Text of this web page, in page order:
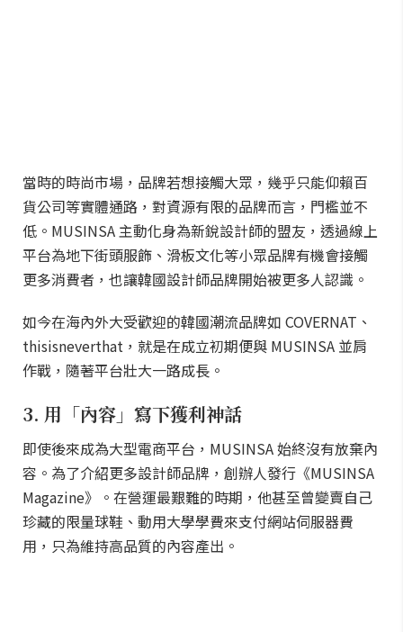
當時的時尚市場，品牌若想接觸大眾，幾乎只能仰賴百
貨公司等實體通路，對資源有限的品牌而言，門檻並不
低。MUSINSA 主動化身為新銳設計師的盟友，透過線上
平台為地下街頭服飾、滑板文化等小眾品牌有機會接觸
更多消費者，也讓韓國設計師品牌開始被更多人認識。
如今在海內外大受歡迎的韓國潮流品牌如 COVERNAT、
thisisneverthat，就是在成立初期便與 MUSINSA 並肩
作戰，隨著平台壯大一路成長。
3. 用「內容」寫下獲利神話
即使後來成為大型電商平台，MUSINSA 始終沒有放棄內
容。為了介紹更多設計師品牌，創辦人發行《MUSINSA
Magazine》。在營運最艱難的時期，他甚至曾變賣自己
珍藏的限量球鞋、動用大學學費來支付網站伺服器費
用，只為維持高品質的內容產出。